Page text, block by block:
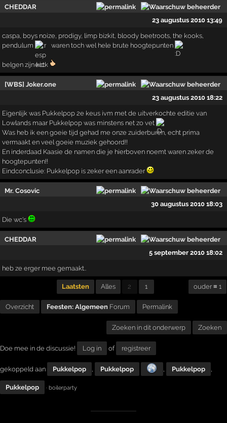
CHEDDAR
23 augustus 2010 13:49
caspa, boys noize, prodigy, limp bizkit, bloody beetroots, the kooks,
pendulum
waren toch wel hele brute hoogtepunten
belgen zijn kick
[WBS] Joker.one
23 augustus 2010 18:22
Eigenlijk was Pukkelpop 2e keus ivm met de uitverkochte editie van
Lowlands maar Pukkelpop was minstens net zo vet
Was heb ik een goeie tijd gehad me onze zuiderburen, echt prima
vermaakt en veel goeie muziek gehoord!!
En inderdaad Kaasie de namen die je hierboven noemt waren zeker de
hoogtepunten!!
Eindconclusie: Pukkelpop is zeker een aanrader
Mr. Cosovic
30 augustus 2010 18:03
Die wc's
CHEDDAR
5 september 2010 18:02
heb ze erger mee gemaakt..
Laatsten Alles 2 1 ouder ≡ 1
Overzicht Feesten: Algemeen Forum Permalink
Zoeken in dit onderwerp Zoeken
Doe mee in de discussie! Log in of registreer
gekoppeld aan Pukkelpop , Pukkelpop , Pukkelpop ,
Pukkelpop · boilerparty